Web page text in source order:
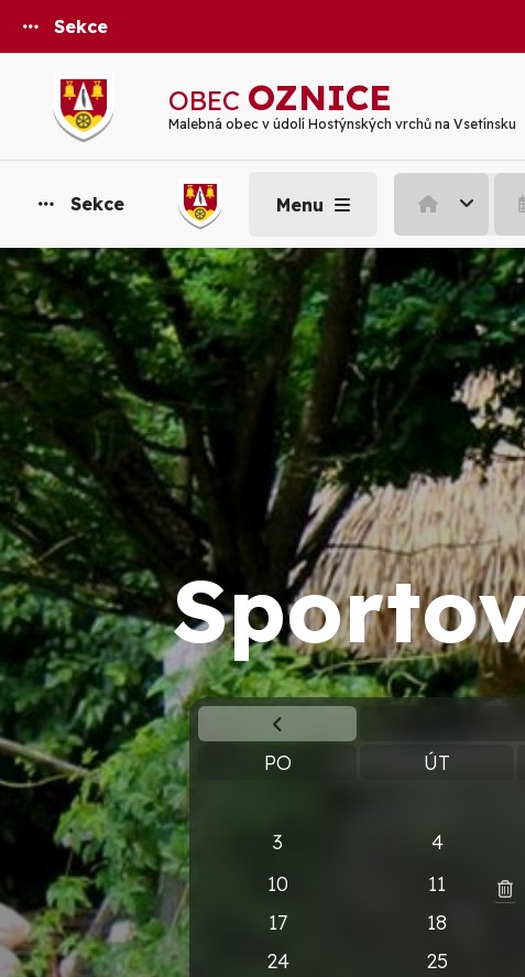
Sekce
OBEC OZNICE
Malebná obec v údolí Hostýnských vrchů na Vsetínsku
Sekce Menu
PO
ÚT
3
4
10
11
17
18
24
25